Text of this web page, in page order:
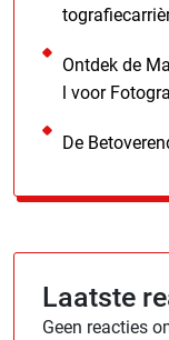
Ontdek de
l voor
De
Laatste
Geen reacties